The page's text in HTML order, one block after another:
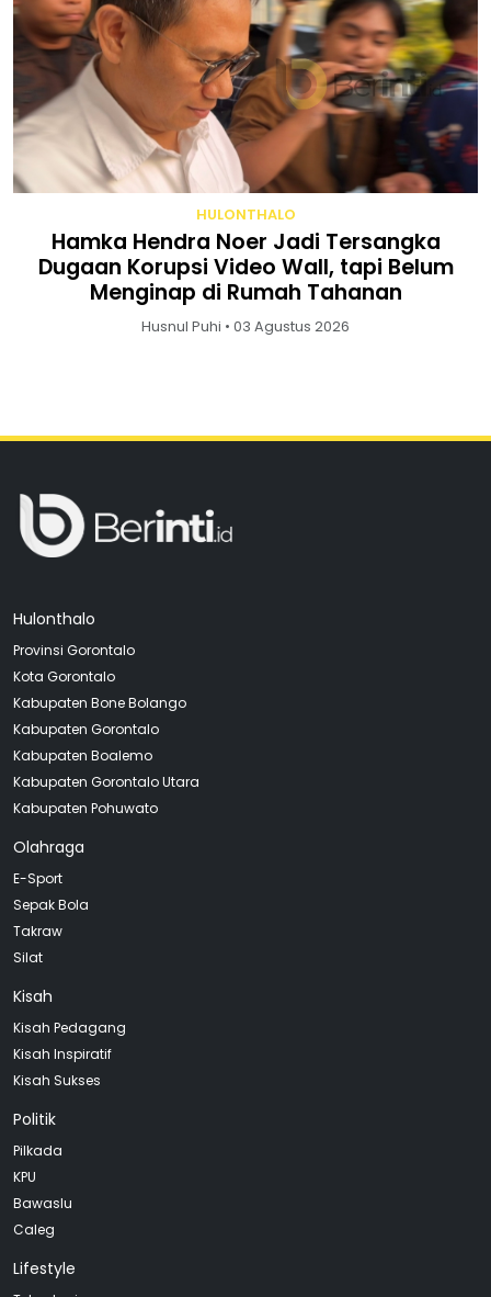
HULONTHALO
Hamka Hendra Noer Jadi Tersangka
Dugaan Korupsi Video Wall, tapi Belum
Menginap di Rumah Tahanan
Husnul Puhi • 03 Agustus 2026
Hulonthalo
Provinsi Gorontalo
Kota Gorontalo
Kabupaten Bone Bolango
Kabupaten Gorontalo
Kabupaten Boalemo
Kabupaten Gorontalo Utara
Kabupaten Pohuwato
Olahraga
E-Sport
Sepak Bola
Takraw
Silat
Kisah
Kisah Pedagang
Kisah Inspiratif
Kisah Sukses
Politik
Pilkada
KPU
Bawaslu
Caleg
Lifestyle